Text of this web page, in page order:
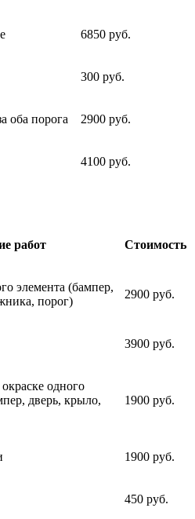
6850 руб.
300 руб.
оба порога 2900 руб.
4100 руб.
работ Стоимость
элемента (бампер,
порог)
2900 руб.
3900 руб.
одного
дверь, крыло,
1900 руб.
1900 руб.
450 руб.